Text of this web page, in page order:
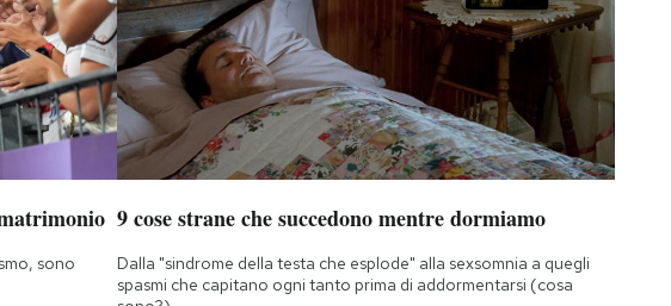
sono
9 cose strane che succedono mentre dormiamo
Dalla "sindrome della testa che esplode" alla sexsomnia a quegli
spasmi che capitano ogni tanto prima di addormentarsi (cosa